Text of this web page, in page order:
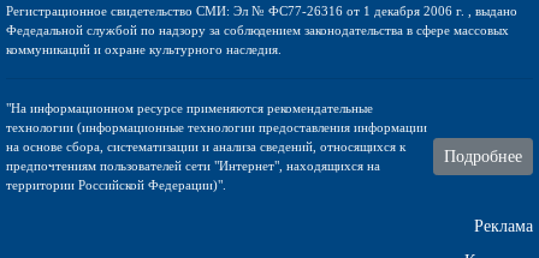
Регистрационное свидетельство СМИ: Эл № ФС77-26316 от 1 декабря 2006 г. , выдано
Федедальной службой по надзору за соблюдением законодательства в сфере массовых
коммуникаций и охране культурного наследия.
"На информационном ресурсе применяются рекомендательные
технологии (информационные технологии предоставления информации
на основе сбора, систематизации и анализа сведений, относящихся к
предпочтениям пользователей сети "Интернет", находящихся на
территории Российской Федерации)".
Подробнее
Реклама